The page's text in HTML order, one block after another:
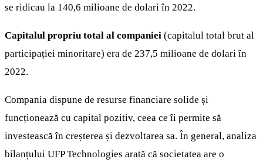
se ridicau la 140,6 milioane de dolari în 2022.
Capitalul propriu total al companiei (capitalul total brut al
participației minoritare) era de 237,5 milioane de dolari în
2022.
Compania dispune de resurse financiare solide și
funcționează cu capital pozitiv, ceea ce îi permite să
investească în creșterea și dezvoltarea sa. În general, analiza
bilanțului UFP Technologies arată că societatea are o